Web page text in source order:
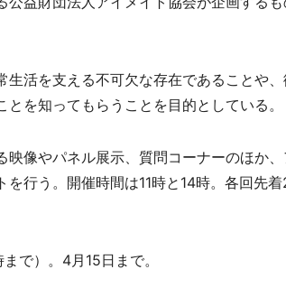
活を支える不可欠な存在であることや、
を知ってもらうことを目的としている。
像やパネル展示、質問コーナーのほか
行う。開催時間は11時と14時。各回先
で）。4月15日まで。